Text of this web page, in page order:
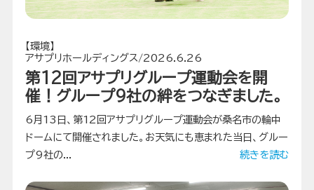
【環境】
アサプリホールディングス/2026.6.26
第12回アサプリグループ運動会を開
催！グループ9社の絆をつなぎました。
6月13日、第12回アサプリグループ運動会が桑名市の輪中
ドームにて開催されました。お天気にも恵まれた当日、グルー
プ9社の...
続きを読む